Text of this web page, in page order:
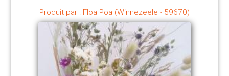
Produit par : Floa Poa (Winnezeele - 59670)